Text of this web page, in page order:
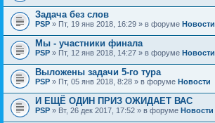
Задача без слов
PSP » Пт, 19 янв 2018, 16:29 » в форуме Новости
Мы - участники финала
PSP » Пт, 12 янв 2018, 14:27 » в форуме Новости
Выложены задачи 5-го тура
PSP » Пт, 05 янв 2018, 8:28 » в форуме Новости
И ЕЩЁ ОДИН ПРИЗ ОЖИДАЕТ ВАС
PSP » Вт, 26 дек 2017, 17:52 » в форуме Новости